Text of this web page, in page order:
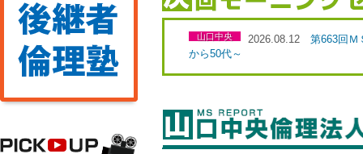
山口中央 2026.08.12
第663回
から50代～